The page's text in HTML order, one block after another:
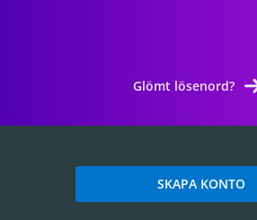
Glömt lösenord?
SKAPA KONTO